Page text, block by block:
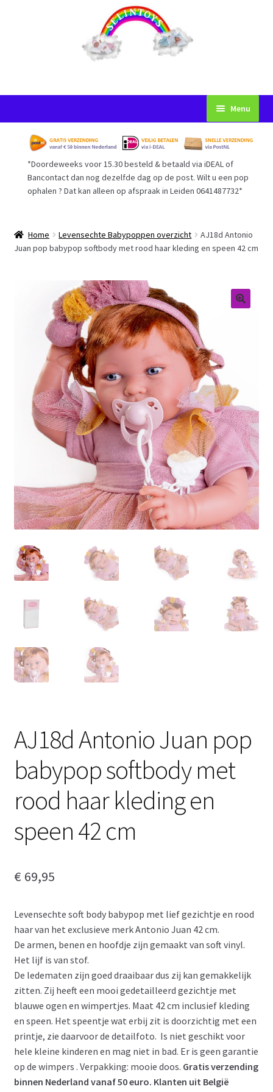
naar
navigatie
inhoud
Menu
Startpagina
Voorwaarden
Afrekenen
Over ons
*Doordeweeks voor 15.30 besteld & betaald via iDEAL of
Bancontact dan nog dezelfde dag op de post. Wilt u een pop
ophalen ? Dat kan alleen op afspraak in Leiden 0641487732*
Home Levensechte Babypoppen overzicht
AJ18d Antonio
Juan pop babypop softbody met rood haar kleding en speen 42 cm
AJ18d Antonio Juan pop
babypop softbody met
rood haar kleding en
speen 42 cm
€ 69,95
Levensechte soft body babypop met lief gezichtje en rood
haar van het exclusieve merk Antonio Juan 42 cm.
De armen, benen en hoofdje zijn gemaakt van soft vinyl.
Het lijf is van stof.
De ledematen zijn goed draaibaar dus zij kan gemakkelijk
zitten. Zij heeft een mooi gedetailleerd gezichtje met
blauwe ogen en wimpertjes. Maat 42 cm inclusief kleding
en speen. Het speentje wat erbij zit is doorzichtig met een
printje, zie daarvoor de detailfoto. Is niet geschikt voor
hele kleine kinderen en mag niet in bad. Er is geen garantie
op de wimpers . Verpakking: mooie doos. Gratis verzending
binnen Nederland vanaf 50 euro. Klanten uit België